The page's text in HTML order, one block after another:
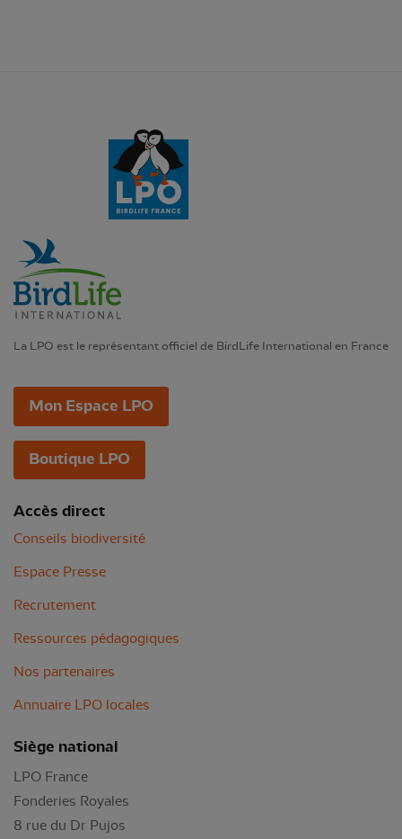
La LPO est le représentant officiel de BirdLife International en France
Mon Espace LPO
Boutique LPO
Accès direct
Conseils biodiversité
Espace Presse
Recrutement
Ressources pédagogiques
Nos partenaires
Annuaire LPO locales
Siège national
LPO France
Fonderies Royales
8 rue du Dr Pujos